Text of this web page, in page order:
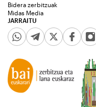
JARRAITU
Bidera zerbitzuak
Midas Media